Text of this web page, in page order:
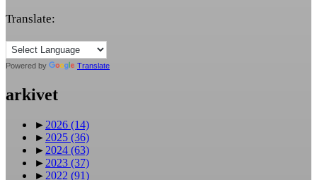
Translate:
Powered by Translate
arkivet
► 2026 (14)
► 2025 (36)
► 2024 (63)
► 2023 (37)
► 2022 (91)